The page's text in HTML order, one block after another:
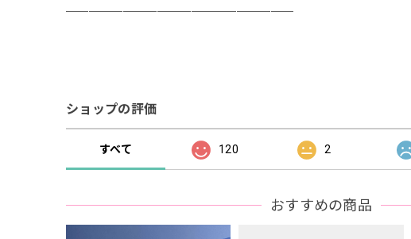
ショップの評価
すべて 120 2
おすすめの商品